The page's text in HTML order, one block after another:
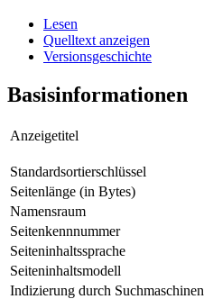
Lesen
Quelltext anzeigen
Versionsgeschichte
Basisinformationen
Anzeigetitel
Standardsortierschlüssel
Seitenlänge (in Bytes)
Namensraum
Seitenkennnummer
Seiteninhaltssprache
Seiteninhaltsmodell
Indizierung durch Suchmaschinen